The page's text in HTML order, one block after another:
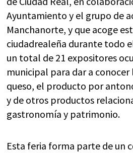
Ayuntamiento y el grupo de
Manchanorte, y que acoge
ciudadrealeña durante todo
un total de 21 expositores
municipal para dar a conocer
queso, el producto por
y de otros productos
gastronomía y patrimonio.
Esta feria forma parte de un